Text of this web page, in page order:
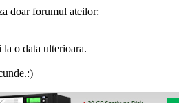
doar forumul ateilor:
o data ulterioara.